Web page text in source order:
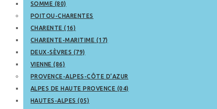
SOMME (80)
POITOU-CHARENTES
CHARENTE (16)
CHARENTE-MARITIME (17)
DEUX-SÈVRES (79)
VIENNE (86)
PROVENCE-ALPES-CÔTE D’AZUR
ALPES DE HAUTE PROVENCE (04)
HAUTES-ALPES (05)